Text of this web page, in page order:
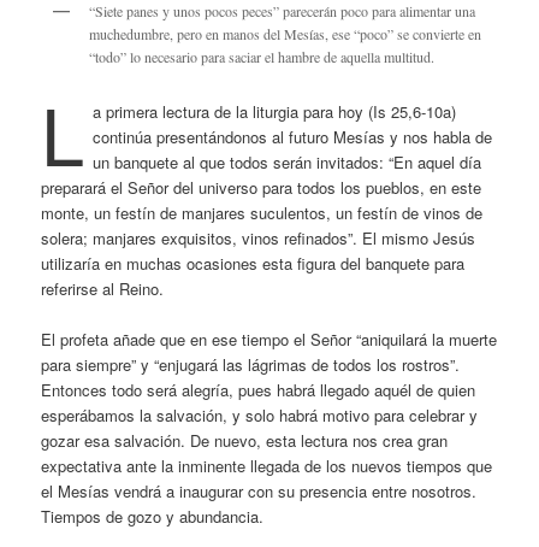
“Siete panes y unos pocos peces” parecerán poco para alimentar una
muchedumbre, pero en manos del Mesías, ese “poco” se convierte en
“todo” lo necesario para saciar el hambre de aquella multitud.
L a primera lectura de la liturgia para hoy (Is 25,6-10a)
continúa presentándonos al futuro Mesías y nos habla de
un banquete al que todos serán invitados: “En aquel día
preparará el Señor del universo para todos los pueblos, en este
monte, un festín de manjares suculentos, un festín de vinos de
solera; manjares exquisitos, vinos refinados”. El mismo Jesús
utilizaría en muchas ocasiones esta figura del banquete para
referirse al Reino.
El profeta añade que en ese tiempo el Señor “aniquilará la muerte
para siempre” y “enjugará las lágrimas de todos los rostros”.
Entonces todo será alegría, pues habrá llegado aquél de quien
esperábamos la salvación, y solo habrá motivo para celebrar y
gozar esa salvación. De nuevo, esta lectura nos crea gran
expectativa ante la inminente llegada de los nuevos tiempos que
el Mesías vendrá a inaugurar con su presencia entre nosotros.
Tiempos de gozo y abundancia.